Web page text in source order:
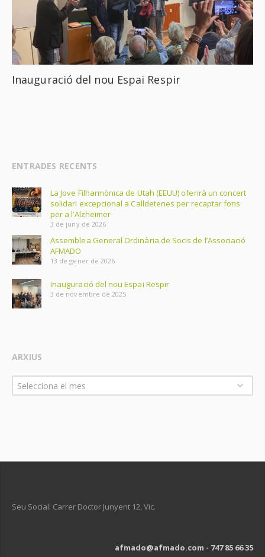
Inauguració del nou Espai Respir
ENTRADES RECENTS
La Jove Filharmònica de Utah (EEUU) oferirà un concert
solidari excepcional a Calldetenes per recaptar fons
per a l’Alzheimer
3 de juny de 2026
Assemblea General Ordinària de Socis de l’Associació
AFMADO
13 de gener de 2026
Inauguració del nou Espai Respir
3 de novembre de 2025
ARXIUS
Arxius
Selecciona el mes
Seu Social: Carrer Doctor Junyent 12, Vic.
afmado@afmado.com - 747 85 66 35